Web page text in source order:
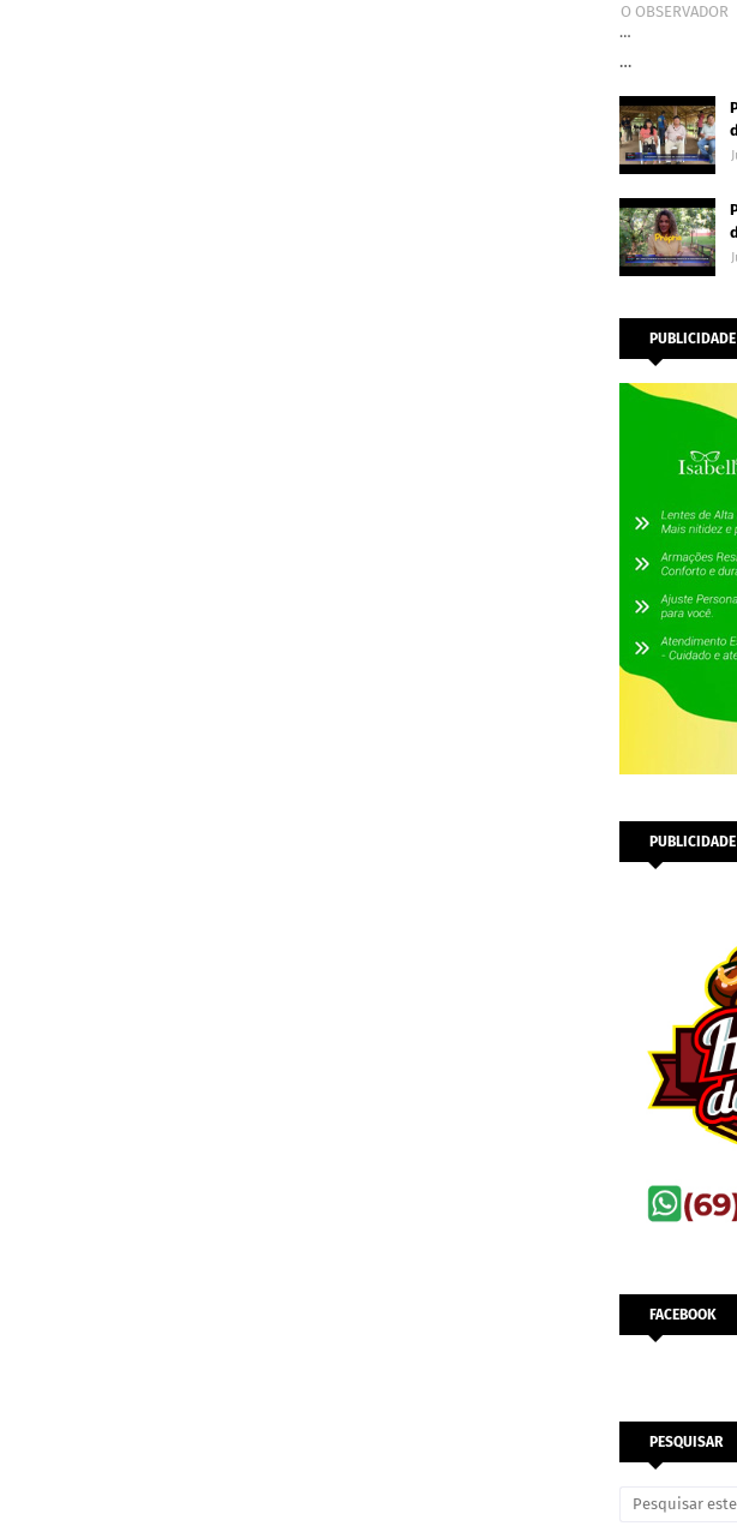
O OBSERVADOR
…
…
PUBLICIDADE
PUBLICIDADE
FACEBOOK
PESQUISAR